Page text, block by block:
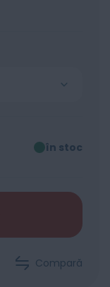
în stoc
Compară